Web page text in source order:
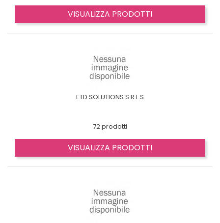
VISUALIZZA PRODOTTI
ETD SOLUTIONS S.R.L.S
72 prodotti
VISUALIZZA PRODOTTI